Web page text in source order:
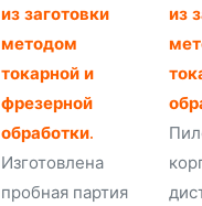
Пилотный образец
корпуса
дистанционного…